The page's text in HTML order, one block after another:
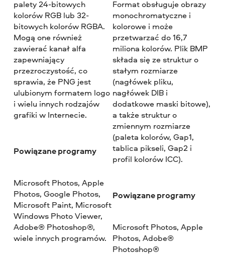
palety 24-bitowych
kolorów RGB lub 32-
bitowych kolorów RGBA.
Mogą one również
zawierać kanał alfa
zapewniający
przezroczystość, co
sprawia, że PNG jest
ulubionym formatem logo
i wielu innych rodzajów
grafiki w Internecie.
Powiązane programy
Microsoft Photos, Apple
Photos, Google Photos,
Microsoft Paint, Microsoft
Windows Photo Viewer,
Adobe® Photoshop®,
wiele innych programów.
Format obsługuje obrazy
monochromatyczne i
kolorowe i może
przetwarzać do 16,7
miliona kolorów. Plik BMP
składa się ze struktur o
stałym rozmiarze
(nagłówek pliku,
nagłówek DIB i
dodatkowe maski bitowe),
a także struktur o
zmiennym rozmiarze
(paleta kolorów, Gap1,
tablica pikseli, Gap2 i
profil kolorów ICC).
Powiązane programy
Microsoft Photos, Apple
Photos, Adobe®
Photoshop®